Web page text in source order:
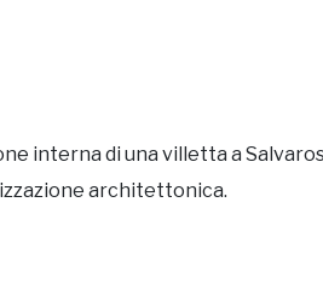
interna di una villetta a
architettonica.